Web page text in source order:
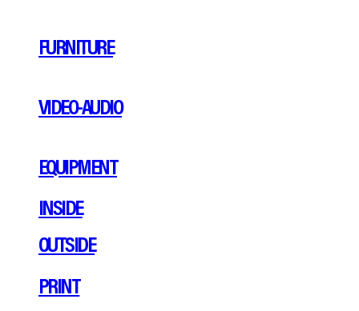
FURNITURE
VIDEO-AUDIO
EQUIPMENT
INSIDE
OUTSIDE
PRINT